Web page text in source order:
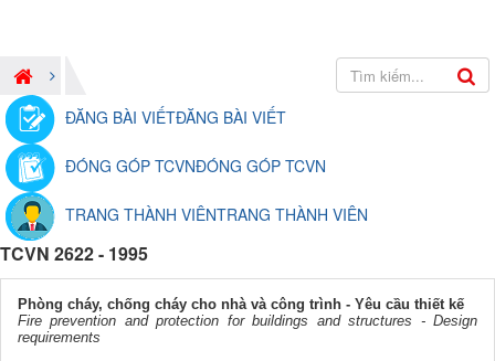
ĐĂNG BÀI VIẾTĐĂNG BÀI VIẾT
ĐÓNG GÓP TCVNĐÓNG GÓP TCVN
TRANG THÀNH VIÊNTRANG THÀNH VIÊN
TCVN 2622 - 1995
Phòng cháy, chống cháy cho nhà và công trình - Yêu cầu thiết kế
Fire prevention and protection for buildings and structures - Design
requirements